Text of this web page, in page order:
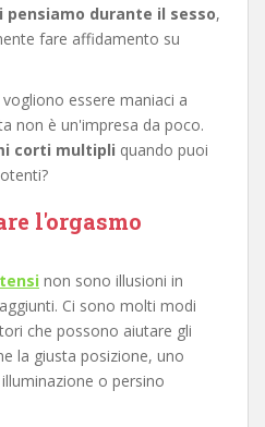
pensiamo durante il sesso,
fare affidamento su
essere maniaci a
non è un'impresa da poco.
corti multipli quando puoi
l'orgasmo
non sono illusioni in
Ci sono molti modi
che possono aiutare gli
la giusta posizione, uno
o persino